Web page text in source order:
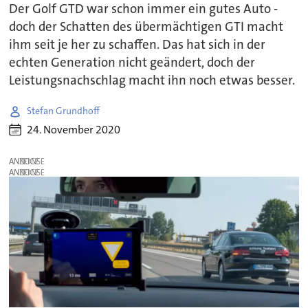
Der Golf GTD war schon immer ein gutes Auto -
doch der Schatten des übermächtigen GTI macht
ihm seit je her zu schaffen. Das hat sich in der
echten Generation nicht geändert, doch der
Leistungsnachschlag macht ihn noch etwas besser.
Stefan Grundhoff
24. November 2020
ANZEIGE
ANZEIGE